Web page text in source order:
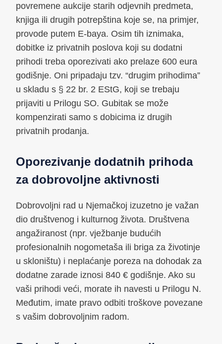
povremene aukcije starih odjevnih predmeta,
knjiga ili drugih potrepština koje se, na primjer,
provode putem E-baya. Osim tih iznimaka,
dobitke iz privatnih poslova koji su dodatni
prihodi treba oporezivati ako prelaze 600 eura
godišnje. Oni pripadaju tzv. “drugim prihodima”
u skladu s § 22 br. 2 EStG, koji se trebaju
prijaviti u Prilogu SO. Gubitak se može
kompenzirati samo s dobicima iz drugih
privatnih prodanja.
Oporezivanje dodatnih prihoda
za dobrovoljne aktivnosti
Dobrovoljni rad u Njemačkoj izuzetno je važan
dio društvenog i kulturnog života. Društvena
angažiranost (npr. vježbanje budućih
profesionalnih nogometaša ili briga za životinje
u skloništu) i neplaćanje poreza na dohodak za
dodatne zarade iznosi 840 € godišnje. Ako su
vaši prihodi veći, morate ih navesti u Prilogu N.
Međutim, imate pravo odbiti troškove povezane
s vašim dobrovoljnim radom.